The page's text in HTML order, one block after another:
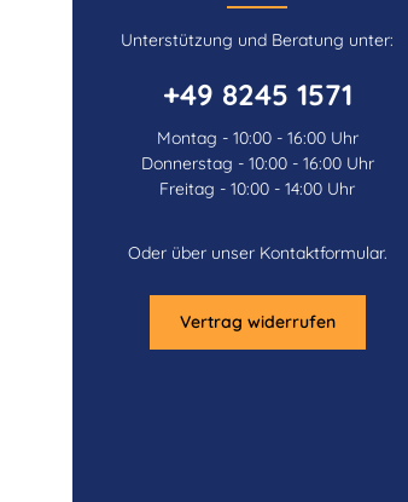
Unterstützung und Beratung unter:
+49 8245 1571
Montag - 10:00 - 16:00 Uhr
Donnerstag - 10:00 - 16:00 Uhr
Freitag - 10:00 - 14:00 Uhr
Oder über unser Kontaktformular.
Vertrag widerrufen